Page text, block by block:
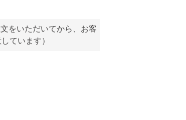
をいただいてから、お客
ています）